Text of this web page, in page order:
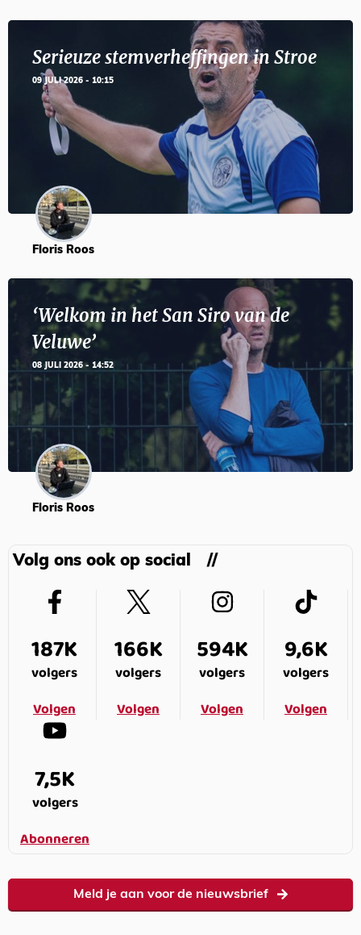
Serieuze stemverheffingen in Stroe
09 JULI 2026 - 10:15
Floris Roos
‘Welkom in het San Siro van de
Veluwe’
08 JULI 2026 - 14:52
Floris Roos
Volg ons ook op social
187K
volgers
Volgen
166K
volgers
Volgen
594K
volgers
Volgen
9,6K
volgers
Volgen
7,5K
volgers
Abonneren
Meld je aan voor de nieuwsbrief